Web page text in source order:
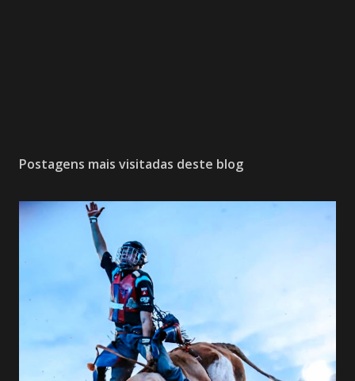
Postagens mais visitadas deste blog